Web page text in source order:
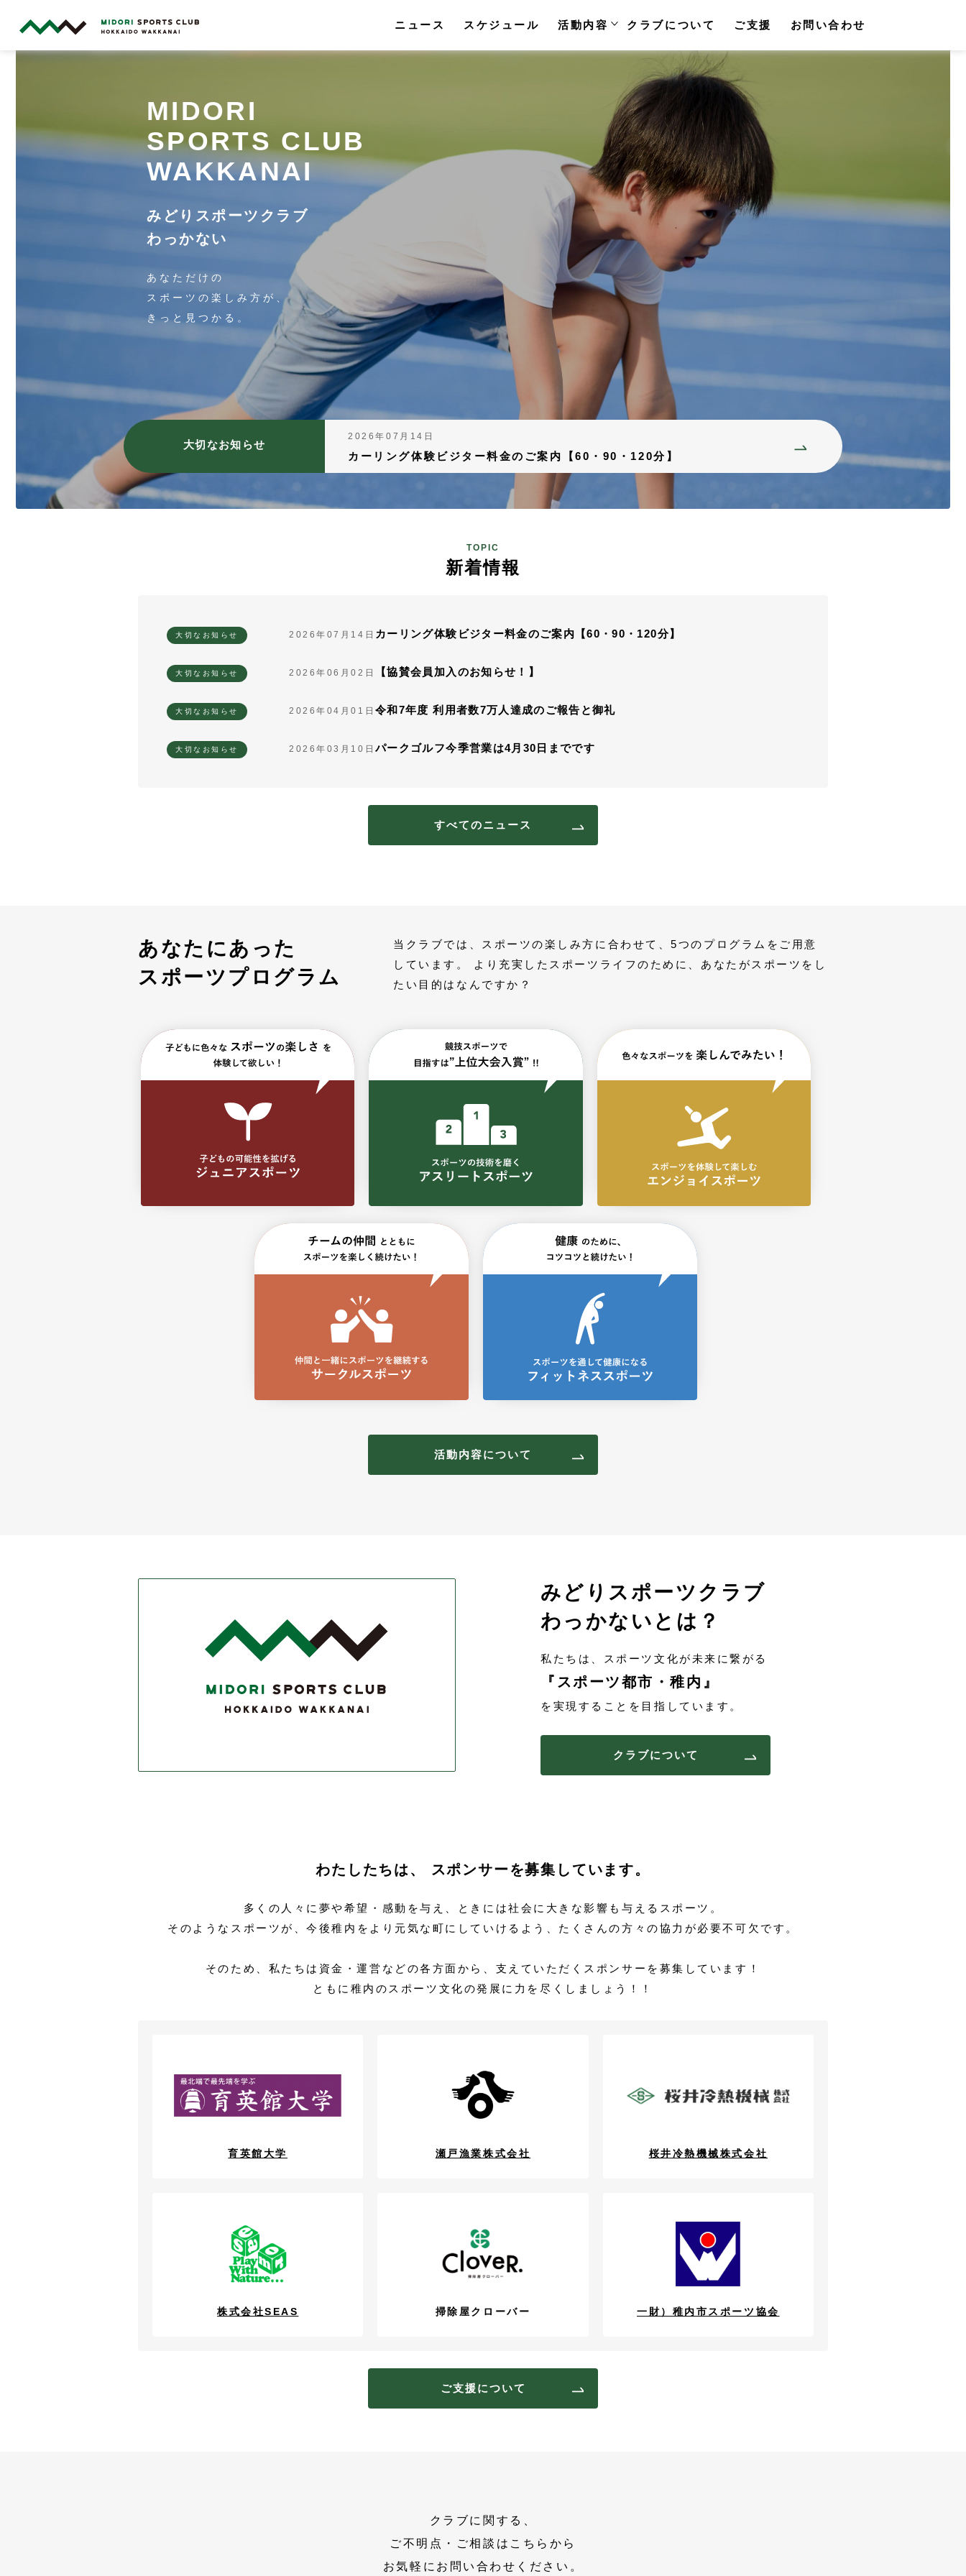
ニュース スケジュール 活動内容 クラブについて ご支援 お問い合わせ
MIDORI
SPORTS CLUB
WAKKANAI
みどりスポーツクラブ
わっかない
あなただけの
スポーツの楽しみ方が、
きっと見つかる。
大切なお知らせ
2026年07月14日
カーリング体験ビジター料金のご案内【60・90・120分】
TOPIC
新着情報
大切なお知らせ 2026年07月14日 カーリング体験ビジター料金のご案内【60・90・120分】
大切なお知らせ 2026年06月02日 【協賛会員加入のお知らせ！】
大切なお知らせ 2026年04月01日令和7年度 利用者数7万人達成のご報告と御礼
大切なお知らせ 2026年03月10日パークゴルフ今季営業は4月30日までです
すべてのニュース
あなたにあった
スポーツプログラム
当クラブでは、スポーツの楽しみ方に合わせて、5つのプログラムをご用意
しています。 より充実したスポーツライフのために、あなたがスポーツをし
たい目的はなんですか？
活動内容について
みどりスポーツクラブ
わっかないとは？
私たちは、スポーツ文化が未来に繋がる
『スポーツ都市・稚内』
を実現することを目指しています。
クラブについて
わたしたちは、 スポンサーを募集しています。
多くの人々に夢や希望・感動を与え、ときには社会に大きな影響も与えるスポーツ。
そのようなスポーツが、今後稚内をより元気な町にしていけるよう、たくさんの方々の協力が必要不可欠です。
そのため、私たちは資金・運営などの各方面から、支えていただくスポンサーを募集しています！
ともに稚内のスポーツ文化の発展に力を尽くしましょう！！
育英館大学 瀬戸漁業株式会社 桜井冷熱機械株式会社
株式会社SEAS 掃除屋クローバー 一財）稚内市スポーツ協会
ご支援について
クラブに関する、
ご不明点・ご相談はこちらから
お気軽にお問い合わせください。